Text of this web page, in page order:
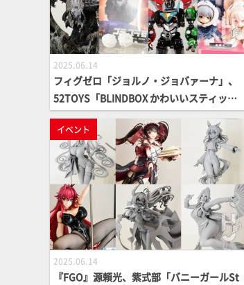
2025.06.14
フィグゼロ「ジョルノ・ジョバァーナ」、
52TOYS「BLINDBOX かわいいスティッ
チ」、フィギュアシット「壬氏」「猫
猫」、「FLUFFY LAND」ねんどろいどなど
さまざまなフィギュアアイテムが展示【ス
マフェス2025 「パートナーメーカーゾー
ン」展示④】
イベント
2025.06.14
『FGO』源頼光、紫式部「バニーガールSt